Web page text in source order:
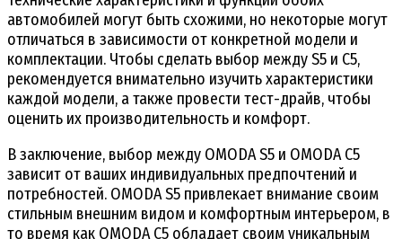
автомобилей могут быть схожими, но некоторые могут
отличаться в зависимости от конкретной модели и
комплектации. Чтобы сделать выбор между S5 и C5,
рекомендуется внимательно изучить характеристики
каждой модели, а также провести тест-драйв, чтобы
оценить их производительность и комфорт.
В заключение, выбор между OMODA S5 и OMODA C5
зависит от ваших индивидуальных предпочтений и
потребностей. OMODA S5 привлекает внимание своим
стильным внешним видом и комфортным интерьером, в
то время как OMODA C5 обладает своим уникальным